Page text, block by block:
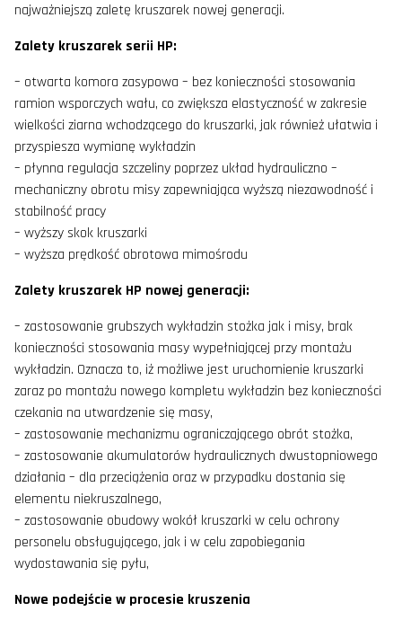
najważniejszą zaletę kruszarek nowej generacji.
Zalety kruszarek serii HP:
– otwarta komora zasypowa – bez konieczności stosowania
ramion wsporczych wału, co zwiększa elastyczność w zakresie
wielkości ziarna wchodzącego do kruszarki, jak również ułatwia i
przyspiesza wymianę wykładzin
– płynna regulacja szczeliny poprzez układ hydrauliczno –
mechaniczny obrotu misy zapewniająca wyższą niezawodność i
stabilność pracy
– wyższy skok kruszarki
– wyższa prędkość obrotowa mimośrodu
Zalety kruszarek HP nowej generacji:
– zastosowanie grubszych wykładzin stożka jak i misy, brak
konieczności stosowania masy wypełniającej przy montażu
wykładzin. Oznacza to, iż możliwe jest uruchomienie kruszarki
zaraz po montażu nowego kompletu wykładzin bez konieczności
czekania na utwardzenie się masy,
– zastosowanie mechanizmu ograniczającego obrót stożka,
– zastosowanie akumulatorów hydraulicznych dwustopniowego
działania – dla przeciążenia oraz w przypadku dostania się
elementu niekruszalnego,
– zastosowanie obudowy wokół kruszarki w celu ochrony
personelu obsługującego, jak i w celu zapobiegania
wydostawania się pyłu,
Nowe podejście w procesie kruszenia